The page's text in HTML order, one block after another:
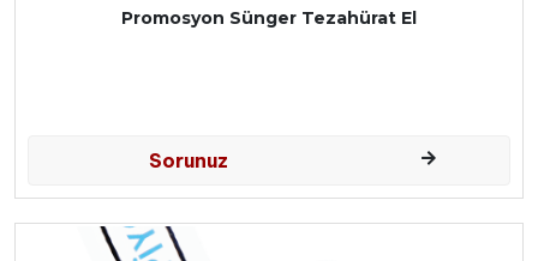
Promosyon Sünger Tezahürat El
Sorunuz